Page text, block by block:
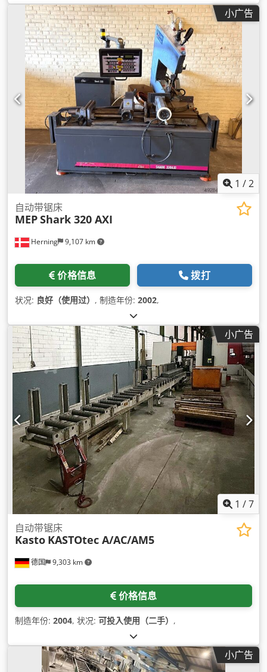
小广告
1 /2
Herning 9,107 km
自动带锯床
MEPShark 320 AXI
价格信息 拨打
状况: 良好（使用过） , 制造年份: 2002,
小广告
1 /7
德国 9,303 km
自动带锯床
Kasto KASTOtec A/AC/AM5
价格信息
制造年份: 2004, 状况: 可投入使用（二手） ,
小广告